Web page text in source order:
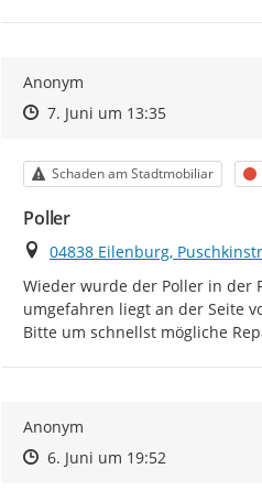
Anonym
Zeitpunkt des Erstellens
Zeitpunkt des Erstellens
7. Juni um 13:35Zur Äußerung
Kategorie
Schaden am Stadtmobiliar
Poller
Ort
04838 Eilenburg,
Wieder wurde der Poller in der
umgefahren liegt an der Seite
Bitte um schnellst mögliche
Anonym
Zeitpunkt des Erstellens
Zeitpunkt des Erstellens
6. Juni um 19:52Zur Äußerung